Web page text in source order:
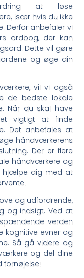
at løse
især hvis du ikke
Derfor anbefaler vi
ordbog, der kan
Dette vil gøre
og øge din
vil vi også
de bedste lokale
Når du skal have
vigtigt at finde
Det anbefales at
håndværkerens
Der er flere
håndværkere og
hjælpe dig med at
og udfordrende,
og indsigt. Ved at
verden
kognitive evner og
Så gå videre og
og del dine
fornøjelse!